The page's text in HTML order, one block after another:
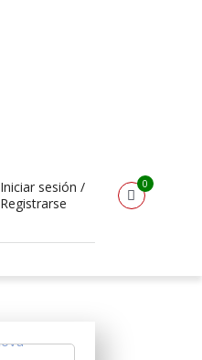
Iniciar sesión /
Registrarse
0